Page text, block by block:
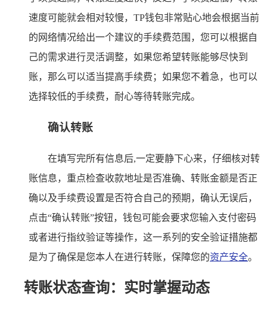
速度可能就会相对较慢，TP钱包非常贴心地会根据当前
的网络情况给出一个建议的手续费范围，您可以根据自
己的需求进行灵活调整，如果您希望转账能够尽快到
账，那么可以适当提高手续费；如果您不着急，也可以
选择较低的手续费，耐心等待转账完成。
确认转账
在填写完所有信息后,一定要静下心来，仔细核对转
账信息，重点检查收款地址是否准确、转账金额是否正
确以及手续费设置是否符合自己的预期，确认无误后，
点击“确认转账”按钮，钱包可能会要求您输入支付密码
或者进行指纹验证等操作，这一系列的安全验证措施都
是为了确保是您本人在进行转账，保障您的资产安全。
转账状态查询：实时掌握动态